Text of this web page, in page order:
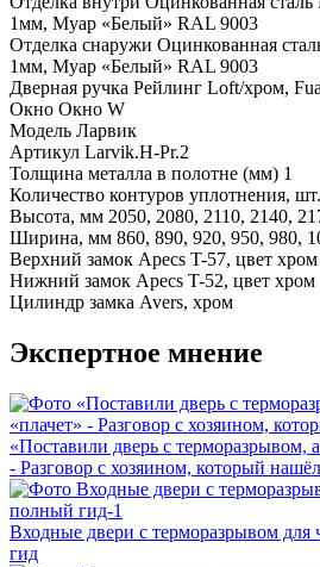
1мм, Муар «Белый» RAL 9003
Отделка снаружи Оцинкованная
1мм, Муар «Белый» RAL 9003
Дверная ручка Рейлинг Loft/хром,
Окно Окно W
Модель Ларвик
Артикул Larvik.H-Pr.2
Толщина металла в полотне (мм) 1
Количество контуров уплотнения, шт.
Высота, мм 2050, 2080, 2110, 2140,
Ширина, мм 860, 890, 920, 950, 980,
Верхний замок Apecs T-57, цвет хром
Нижний замок Apecs T-52, цвет хром
Цилиндр замка Avers, хром
Экспертное мнение
«Поставили дверь с терморазрывом,
- Разговор с хозяином, который
Входные двери с терморазрывом для
гид